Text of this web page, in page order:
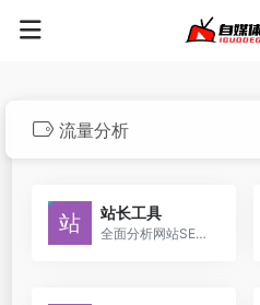
流量分析
站长工具
全面分析网站SEO优化情况